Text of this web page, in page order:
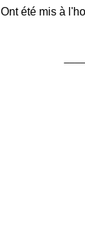
Ont été mis à